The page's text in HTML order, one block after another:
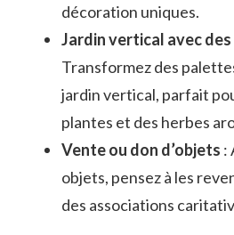
décoration uniques.
Jardin vertical avec
Transformez des
jardin vertical, parfait
plantes et des herbes
Vente ou don d’objets :
objets, pensez à les
des associations